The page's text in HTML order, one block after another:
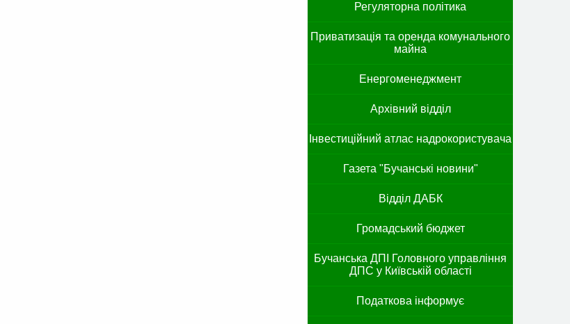
Регуляторна політика
Приватизація та оренда комунального
майна
Енергоменеджмент
Архівний відділ
Інвестиційний атлас надрокористувача
Газета "Бучанські новини"
Відділ ДАБК
Громадський бюджет
Бучанська ДПІ Головного управління
ДПС у Київській області
Податкова інформує